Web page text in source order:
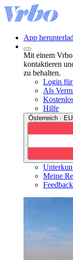
App
Mit einem
kontaktieren
zu behalten.
Login für
Als
Hilfe
Meine
Feedback